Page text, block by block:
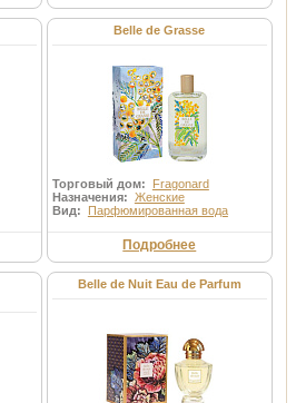
Belle de Grasse
Торговый дом: Fragonard
Назначения: Женские
Вид: Парфюмированная вода
Подробнее
Belle de Nuit Eau de Parfum